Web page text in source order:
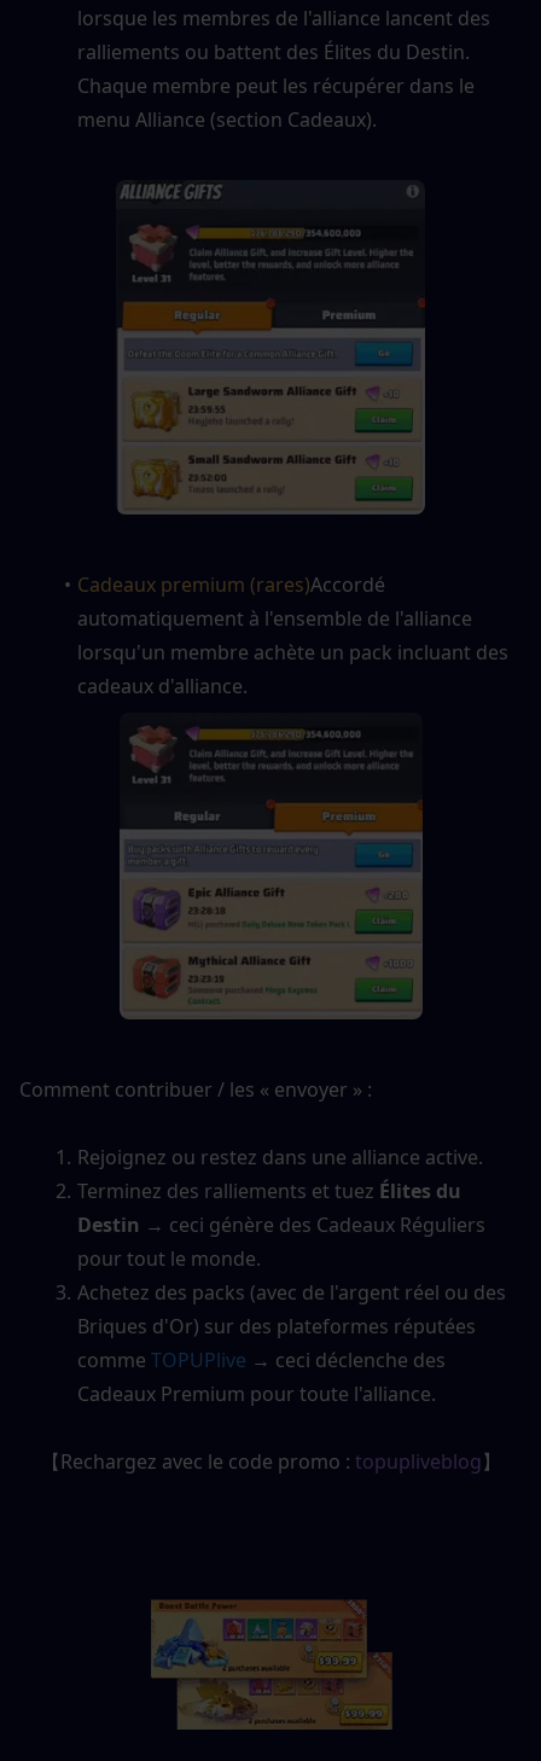
lorsque les membres de l'alliance lancent des
ralliements ou battent des Élites du Destin.
Chaque membre peut les récupérer dans le
menu Alliance (section Cadeaux).
Cadeaux premium (rares)Accordé
automatiquement à l'ensemble de l'alliance
lorsqu'un membre achète un pack incluant des
cadeaux d'alliance.
Comment contribuer / les « envoyer » :
Rejoignez ou restez dans une alliance active.
Terminez des ralliements et tuez Élites du
Destin → ceci génère des Cadeaux Réguliers
pour tout le monde.
Achetez des packs (avec de l'argent réel ou des
Briques d'Or) sur des plateformes réputées
comme TOPUPlive → ceci déclenche des
Cadeaux Premium pour toute l'alliance.
【Rechargez avec le code promo : topupliveblog】